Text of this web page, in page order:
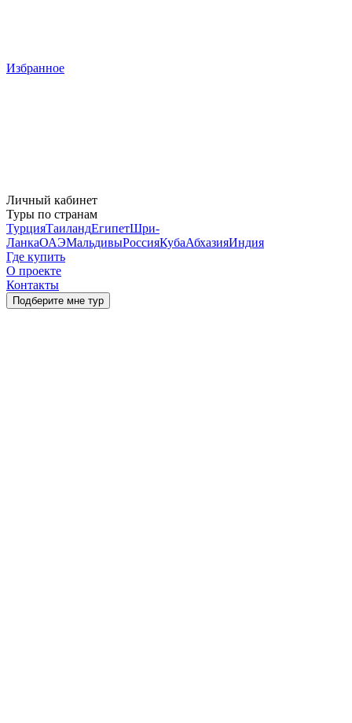
Избранное
Личный кабинет
Туры по странам
ТурцияТаиландЕгипетШри-
ЛанкаОАЭМальдивыРоссияКубаАбхазияИндия
Где купить
О проекте
Контакты
Подберите мне тур